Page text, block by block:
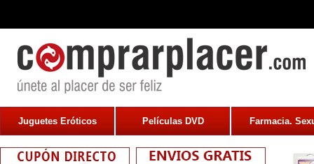
Juguetes Eróticos Películas DVD Farmacia.